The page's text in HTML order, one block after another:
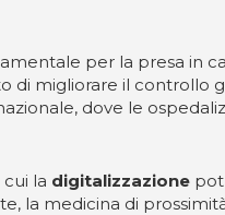
per la presa in
di migliorare il controllo
dove le
la digitalizzazione
la medicina di